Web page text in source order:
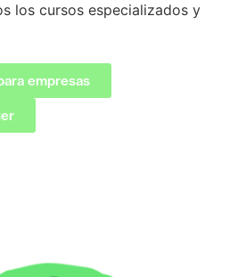
los cursos especializados y
empresas